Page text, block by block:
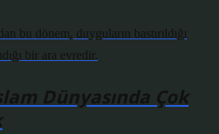
bu dönem, duyguların bastırıldığı
bir ara evredir.
Dünyasında Çok